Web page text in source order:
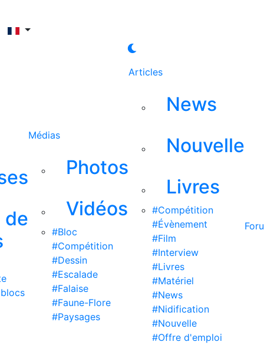
de
Médias
Photos
Vidéos
#Bloc
#Compétition
#Dessin
#Escalade
#Falaise
#Faune-Flore
#Paysages
Articles
News
Nouvelle
Livres
#Compétition
#Évènement
#Film
#Interview
#Livres
#Matériel
#News
#Nidification
#Nouvelle
#Offre d'emploi